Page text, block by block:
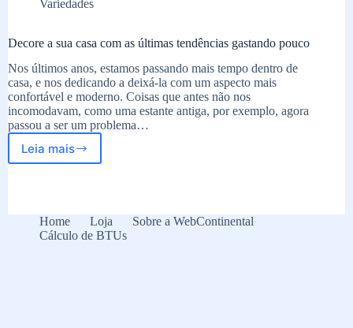
Variedades
Decore a sua casa com as últimas tendências gastando pouco
Nos últimos anos, estamos passando mais tempo dentro de
casa, e nos dedicando a deixá-la com um aspecto mais
confortável e moderno. Coisas que antes não nos
incomodavam, como uma estante antiga, por exemplo, agora
passou a ser um problema…
Leia mais
Decore
as
últimas
Home Loja
Sobre a WebContinental
Cálculo de BTUs